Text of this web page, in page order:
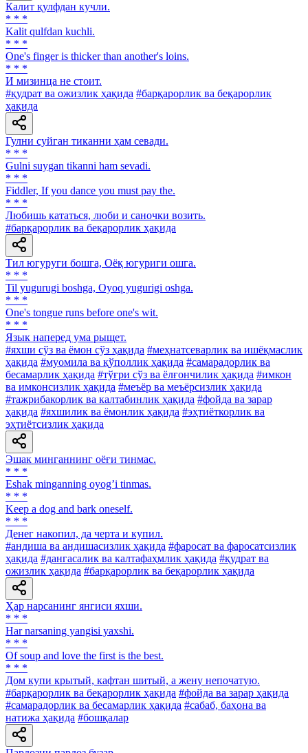
Калит қулфдан кучли.
* * *
Kalit qulfdan kuchli.
* * *
One's finger is thicker than another's loins.
* * *
И мизинца не стоит.
#қудрат ва ожизлик ҳақида #барқарорлик ва беқарорлик
ҳақида
Гулни суйган тиканни ҳам севади.
* * *
Gulni suygan tikanni ham sevadi.
* * *
Fiddler, If you dance you must pay the.
* * *
Любишь кататься, люби и саночки возить.
#барқарорлик ва беқарорлик ҳақида
Тил югуруги бошга, Оёқ югуриги ошга.
* * *
Til yugurugi boshga, Oyoq yugurigi oshga.
* * *
One's tongue runs before one's wit.
* * *
Язык наперед ума рыщет.
#яхши сўз ва ёмон сўз ҳақида #меҳнатсеварлик ва ишёқмаслик
ҳақида #муомила ва қўполлик ҳақида #самарадорлик ва
бесамарлик ҳақида #тўғри сўз ва ёлғончилик ҳақида #имкон
ва имконсизлик ҳақида #меъёр ва меъёрсизлик ҳақида
#тажрибакорлик ва калтабинлик ҳақида #фойда ва зарар
ҳақида #яхшилик ва ёмонлик ҳақида #эҳтиёткорлик ва
эҳтиётсизлик ҳақида
Эшак минганнинг оёғи тинмас.
* * *
Eshak minganning oyogʼi tinmas.
* * *
Keep a dog and bark oneself.
* * *
Денег накопил, да черта и купил.
#андиша ва андишасизлик ҳақида #фаросат ва фаросатсизлик
ҳақида #дангасалик ва калтафаҳмлик ҳақида #қудрат ва
ожизлик ҳақида #барқарорлик ва беқарорлик ҳақида
Ҳар нарсанинг янгиси яхши.
* * *
Har narsaning yangisi yaxshi.
* * *
Of soup and love the first is the best.
* * *
Дом купи крытый, кафтан шитый, а жену непочатую.
#барқарорлик ва беқарорлик ҳақида #фойда ва зарар ҳақида
#самарадорлик ва бесамарлик ҳақида #сабаб, баҳона ва
натижа ҳақида #бошқалар